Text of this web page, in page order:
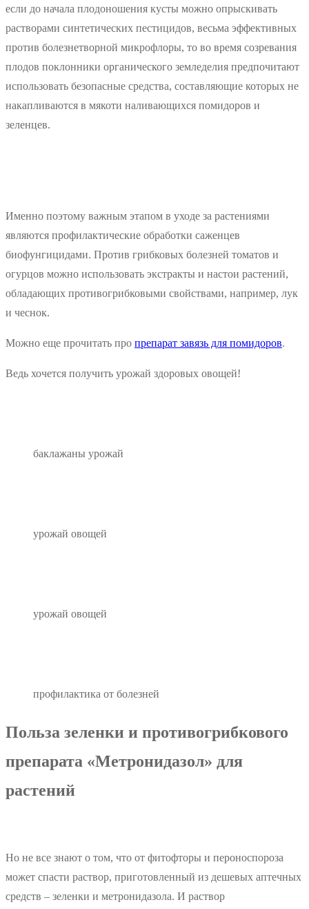
если до начала плодоношения кусты можно опрыскивать
растворами синтетических пестицидов, весьма эффективных
против болезнетворной микрофлоры, то во время созревания
плодов поклонники органического земледелия предпочитают
использовать безопасные средства, составляющие которых не
накапливаются в мякоти наливающихся помидоров и
зеленцев.
Именно поэтому важным этапом в уходе за растениями
являются профилактические обработки саженцев
биофунгицидами. Против грибковых болезней томатов и
огурцов можно использовать экстракты и настои растений,
обладающих противогрибковыми свойствами, например, лук
и чеснок.
Можно еще прочитать про препарат завязь для помидоров.
Ведь хочется получить урожай здоровых овощей!
баклажаны урожай
урожай овощей
урожай овощей
профилактика от болезней
Польза зеленки и противогрибкового
препарата «Метронидазол» для
растений
Но не все знают о том, что от фитофторы и пероноспороза
может спасти раствор, приготовленный из дешевых аптечных
средств – зеленки и метронидазола. И раствор